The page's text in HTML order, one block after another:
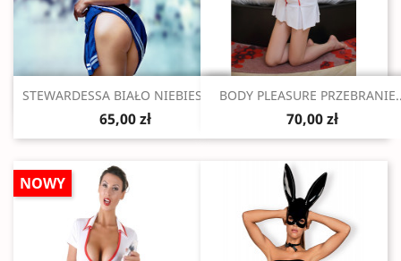
Szybki podgląd
STEWARDESSA BIAŁO NIEBIESKA...
65,00 zł
Szybki podgląd
BODY PLEASURE
70,00 zł
NOWY